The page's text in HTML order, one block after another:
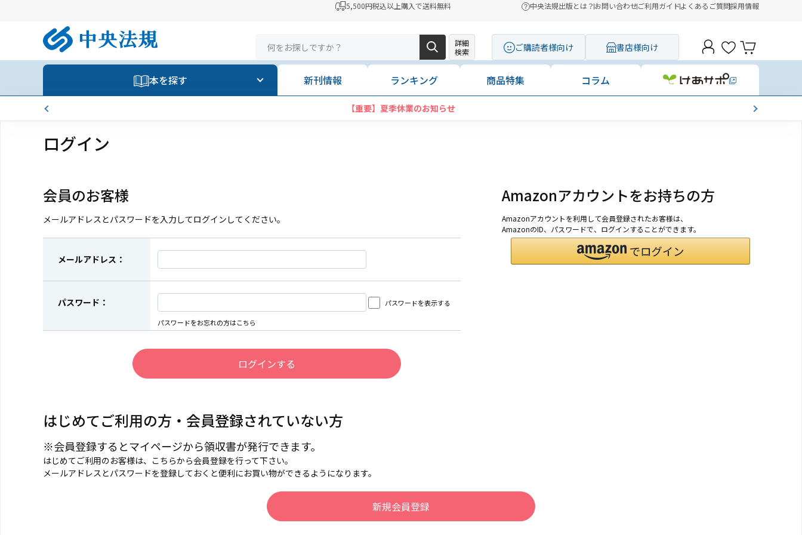
5,500円税込以上購入で送料無料 中央法規出版とは？お問い合わせご利用ガイドよくあるご質問採用情報
詳細
検索
ご購読者様向け 書店様向け
本を探す 新刊情報 ランキング 商品特集 コラム
【重要】夏季休業のお知らせ
ログイン
会員のお客様
メールアドレスとパスワードを入力してログインしてください。
メールアドレス：
パスワード： パスワードを表示する
パスワードをお忘れの方はこちら
Amazonアカウントをお持ちの方
Amazonアカウントを利用して会員登録されたお客様は、
AmazonのID、パスワードで、ログインすることができます。
はじめてご利用の方・会員登録されていない方
※会員登録するとマイページから領収書が発行できます。
はじめてご利用のお客様は、こちらから会員登録を行って下さい。
メールアドレスとパスワードを登録しておくと便利にお買い物ができるようになります。